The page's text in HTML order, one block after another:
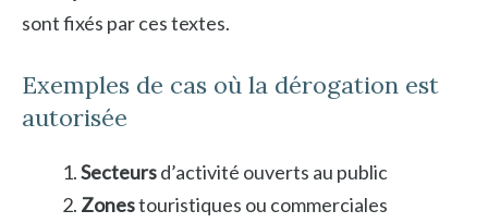
sont fixés par ces textes.
Exemples de cas où la dérogation est
autorisée
Secteursd’activité ouverts au public
Zonestouristiques ou commerciales